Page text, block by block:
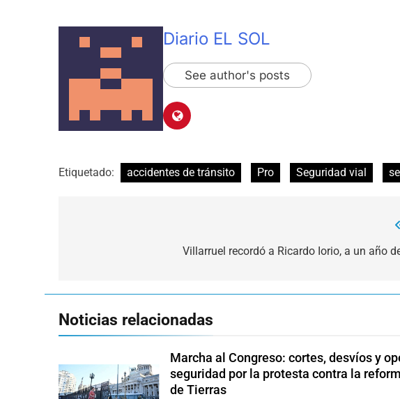
Diario EL SOL
See author's posts
Etiquetado: accidentes de tránsito Pro Seguridad vial
Villarruel recordó a Ricardo Iorio, a un año
Noticias relacionadas
Marcha al Congreso: cortes, desvíos y
seguridad por la protesta contra la
de Tierras